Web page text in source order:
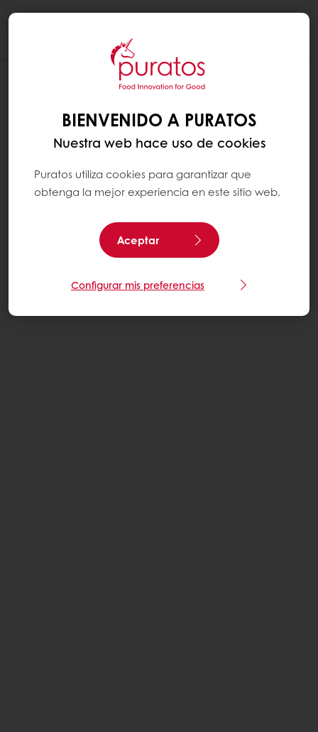
BIENVENIDO A PURATOS
Nuestra web hace uso de cookies
Puratos utiliza cookies para garantizar que
obtenga la mejor experiencia en este sitio web.
Aceptar
Configurar mis preferencias